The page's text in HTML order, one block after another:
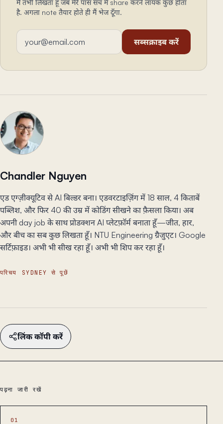
मैं तभी लिखता हूँ जब मेरे पास सच में share करने लायक कुछ होता
है. अगला note तैयार होते ही मैं भेज दूँगा.
ईमेल एड्रेस
सब्सक्राइब करें
Chandler Nguyen
एड एग्ज़ीक्यूटिव से AI बिल्डर बना। एडवरटाइज़िंग में 18 साल, 4 किताबें
पब्लिश, और फिर 40 की उम्र में कोडिंग सीखने का फ़ैसला किया। अब
अपनी day job के साथ प्रोडक्शन AI प्लेटफ़ॉर्म बनाता हूँ—जीत, हार,
और बीच का सब कुछ लिखता हूँ। NTU Engineering ग्रैजुएट। Google
सर्टिफ़ाइड। अभी भी सीख रहा हूँ। अभी भी शिप कर रहा हूँ।
परिचय SYDNEY से पूछें
लिंक कॉपी करें
पढ़ना जारी रखें
01